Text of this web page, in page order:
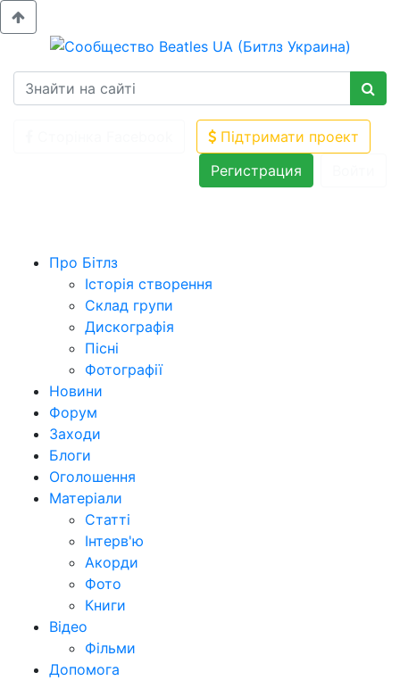
Підтримати проект
Регистрация
Про Бітлз
Історія створення
Склад групи
Дискографія
Пісні
Фотографії
Новини
Форум
Заходи
Блоги
Оголошення
Матеріали
Статті
Інтерв'ю
Акорди
Фото
Книги
Відео
Фільми
Допомога